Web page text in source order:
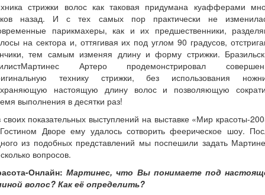
стрижки волос как таковая придумана куафферами
назад. И с тех самых пор практически не
парикмахеры, как и их предшественники,
на сектора и, оттягивая их под углом 90 градусов,
тем самым изменяя длину и форму стрижки.
Артеро продемонстрировал
технику стрижки, без использования
настоящую длину волос и позволяющую
выполнения в десятки раз!
своих показательных выступлений на выставке «Мир красоты-
Дворе ему удалось сотворить феерическое шоу.
из подобных представлений мы поспешили задать
вопросов.
Онлайн: Мартинес, что Вы понимаете под
волос? Как её определить?